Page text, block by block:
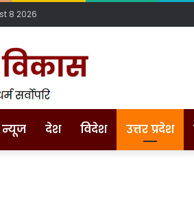
8 2026
न्यूज देश विदेश उत्तर प्रदेश